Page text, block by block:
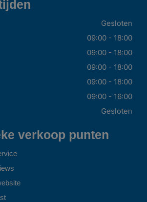
Gesloten
09:00 - 18:00
09:00 - 18:00
09:00 - 18:00
09:00 - 18:00
09:00 - 16:00
Gesloten
verkoop punten